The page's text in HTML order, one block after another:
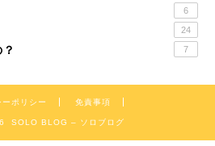
6
24
7
ポリシー 免責事項
SOLO BLOG – ソロブログ